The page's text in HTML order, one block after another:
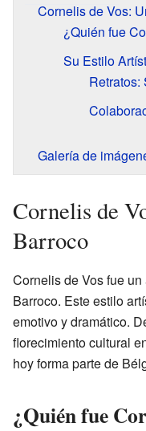
Cornelis de Vos:
¿Quién fue
Su Estilo
Retratos:
Galería de
Cornelis de
Barroco
Cornelis de Vos fue
Barroco. Este estilo
emotivo y dramático.
florecimiento cultural
hoy forma parte de
¿Quién fue